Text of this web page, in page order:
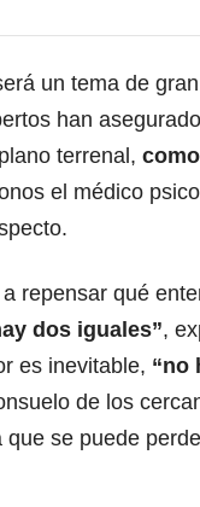
un tema de
han
terrenal,
el médico
repensar qué
dos iguales”,
es inevitable, “no
de los
se puede